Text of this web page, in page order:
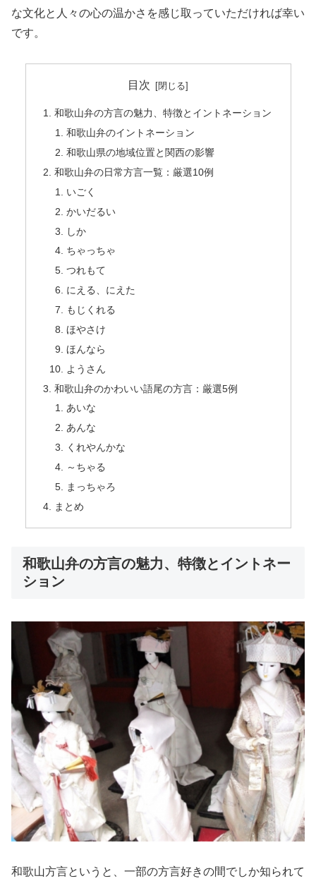
な文化と人々の心の温かさを感じ取っていただければ幸い
です。
目次
和歌山弁の方言の魅力、特徴とイントネーション
和歌山弁のイントネーション
和歌山県の地域位置と関西の影響
和歌山弁の日常方言一覧：厳選10例
いごく
かいだるい
しか
ちゃっちゃ
つれもて
にえる、にえた
もじくれる
ほやさけ
ほんなら
ようさん
和歌山弁のかわいい語尾の方言：厳選5例
あいな
あんな
くれやんかな
～ちゃる
まっちゃろ
まとめ
和歌山弁の方言の魅力、特徴とイントネー
ション
和歌山方言というと、一部の方言好きの間でしか知られて